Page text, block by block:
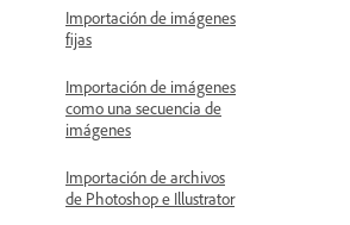
Importación de imágenes
fijas
Importación de imágenes
como una secuencia de
imágenes
Importación de archivos
de Photoshop e Illustrator